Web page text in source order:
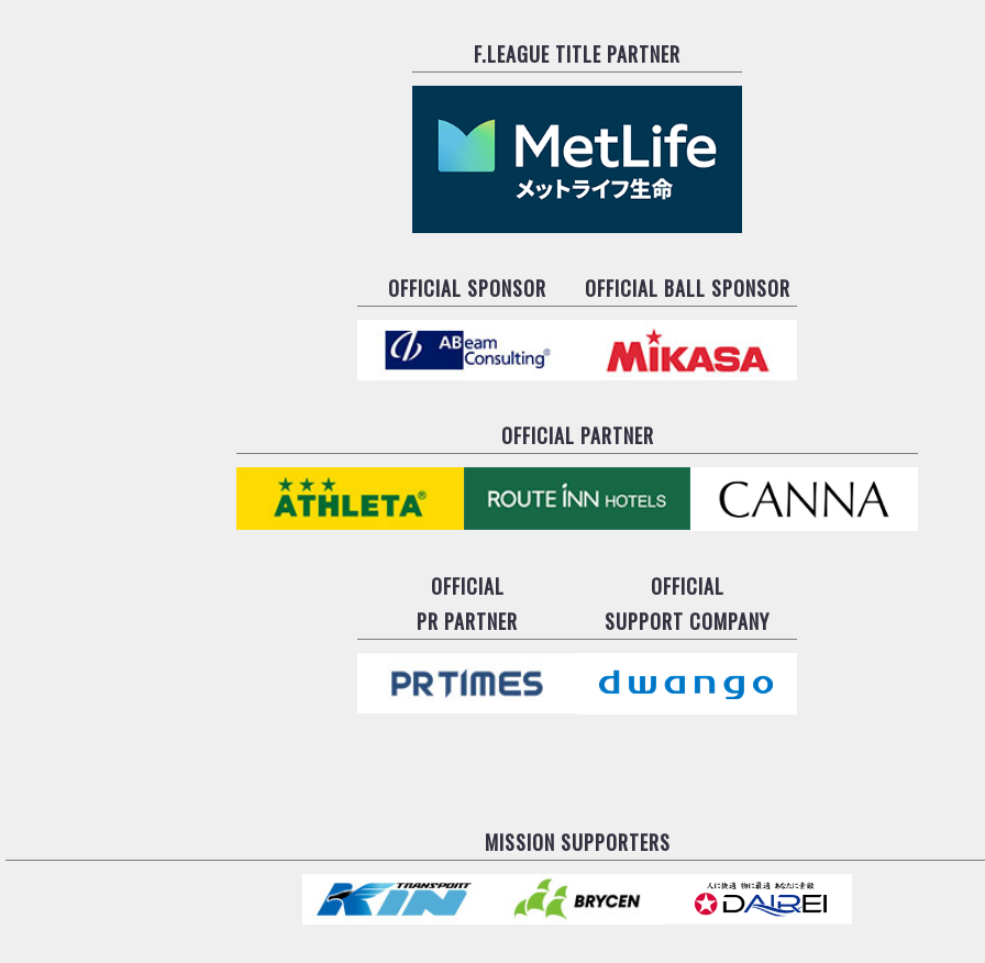
F.LEAGUE TITLE PARTNER
OFFICIAL SPONSOR OFFICIAL BALL SPONSOR
OFFICIAL PARTNER
OFFICIAL
PR PARTNER
OFFICIAL
SUPPORT COMPANY
MISSION SUPPORTERS